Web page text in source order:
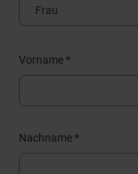
Frau
Vorname *
Nachname *